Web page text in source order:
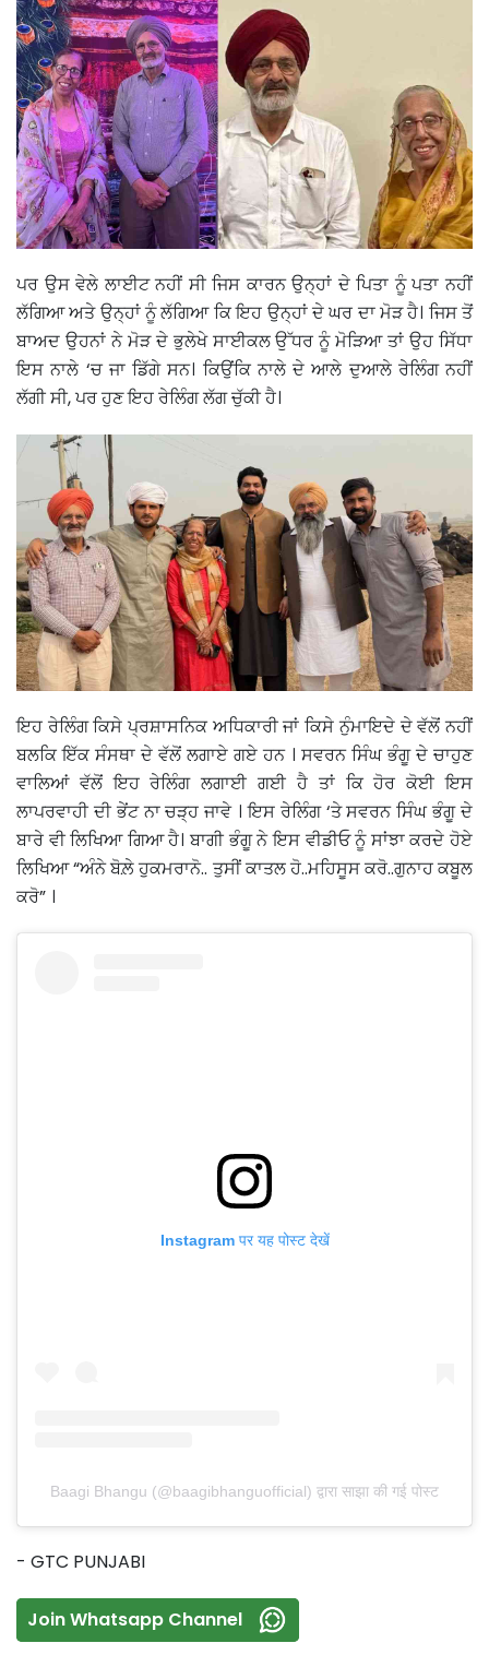
ਪਰ ਉਸ ਵੇਲੇ ਲਾਈਟ ਨਹੀਂ ਸੀ ਜਿਸ ਕਾਰਨ ਉਨ੍ਹਾਂ ਦੇ ਪਿਤਾ ਨੂੰ ਪਤਾ ਨਹੀਂ
ਲੱਗਿਆ ਅਤੇ ਉਨ੍ਹਾਂ ਨੂੰ ਲੱਗਿਆ ਕਿ ਇਹ ਉਨ੍ਹਾਂ ਦੇ ਘਰ ਦਾ ਮੋੜ ਹੈ। ਜਿਸ ਤੋਂ
ਬਾਅਦ ਉਹਨਾਂ ਨੇ ਮੋੜ ਦੇ ਭੁਲੇਖੇ ਸਾਈਕਲ ਉੱਧਰ ਨੂੰ ਮੋੜਿਆ ਤਾਂ ਉਹ ਸਿੱਧਾ
ਇਸ ਨਾਲੇ ‘ਚ ਜਾ ਡਿੱਗੇ ਸਨ। ਕਿਉਂਕਿ ਨਾਲੇ ਦੇ ਆਲੇ ਦੁਆਲੇ ਰੇਲਿੰਗ ਨਹੀਂ
ਲੱਗੀ ਸੀ, ਪਰ ਹੁਣ ਇਹ ਰੇਲਿੰਗ ਲੱਗ ਚੁੱਕੀ ਹੈ।
ਇਹ ਰੇਲਿੰਗ ਕਿਸੇ ਪ੍ਰਸ਼ਾਸਨਿਕ ਅਧਿਕਾਰੀ ਜਾਂ ਕਿਸੇ ਨੁੰਮਾਇਦੇ ਦੇ ਵੱਲੋਂ ਨਹੀਂ
ਬਲਕਿ ਇੱਕ ਸੰਸਥਾ ਦੇ ਵੱਲੋਂ ਲਗਾਏ ਗਏ ਹਨ । ਸਵਰਨ ਸਿੰਘ ਭੰਗੂ ਦੇ ਚਾਹੁਣ
ਵਾਲਿਆਂ ਵੱਲੋਂ ਇਹ ਰੇਲਿੰਗ ਲਗਾਈ ਗਈ ਹੈ ਤਾਂ ਕਿ ਹੋਰ ਕੋਈ ਇਸ
ਲਾਪਰਵਾਹੀ ਦੀ ਭੇਂਟ ਨਾ ਚੜ੍ਹ ਜਾਵੇ । ਇਸ ਰੇਲਿੰਗ ‘ਤੇ ਸਵਰਨ ਸਿੰਘ ਭੰਗੂ ਦੇ
ਬਾਰੇ ਵੀ ਲਿਖਿਆ ਗਿਆ ਹੈ। ਬਾਗੀ ਭੰਗੂ ਨੇ ਇਸ ਵੀਡੀਓ ਨੂੰ ਸਾਂਝਾ ਕਰਦੇ ਹੋਏ
ਲਿਖਿਆ “ਅੰਨੇ ਬੋਲ਼ੇ ਹੁਕਮਰਾਨੋ.. ਤੁਸੀਂ ਕਾਤਲ ਹੋ..ਮਹਿਸੂਸ ਕਰੋ..ਗੁਨਾਹ ਕਬੂਲ
ਕਰੋ” ।
Instagram पर यह पोस्ट देखें
Baagi Bhangu (@baagibhanguofficial) द्वारा साझा की गई पोस्ट
- GTC PUNJABI
Join Whatsapp Channel